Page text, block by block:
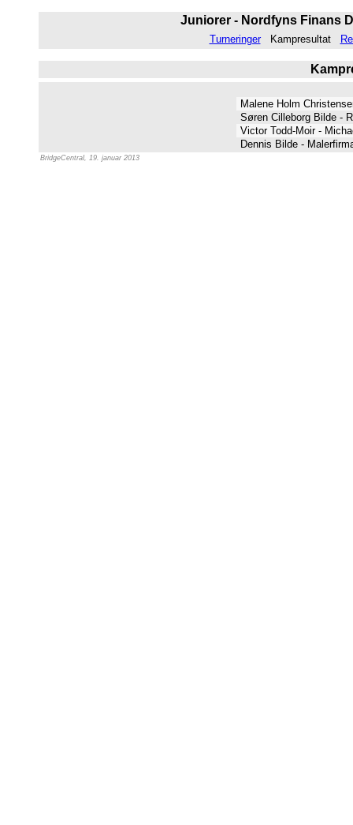
Juniorer - Nordfyns Finans
Turneringer Kampresultat
Malene Holm
Søren Cilleborg Bilde -
Victor Todd-Moir -
Dennis Bilde -
BridgeCentral, 19. januar 2013